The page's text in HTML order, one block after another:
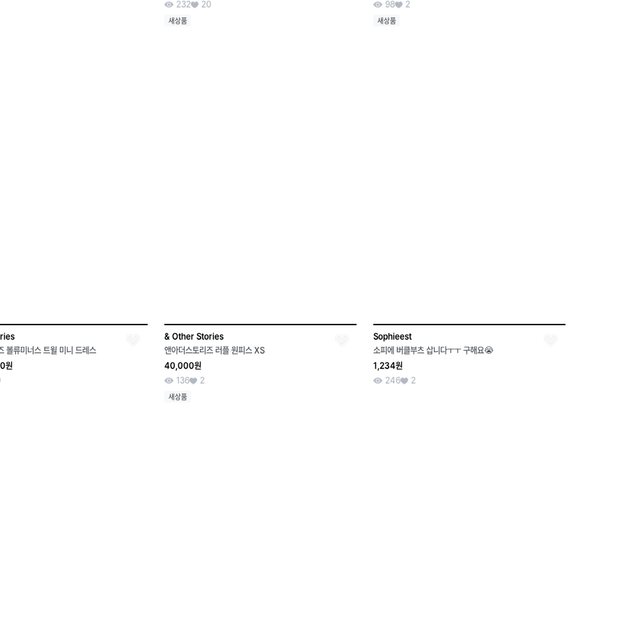
232 20
새상품
98 2
새상품
볼류미너스 트윌 미니 드레스
원
& Other Stories
앤아더스토리즈 러플 원피스 XS
40,000원
136
2
새상품
Sophieest
소피에 버클부츠 삽니다ㅜㅜ 구해요😭
1,234원
246
2